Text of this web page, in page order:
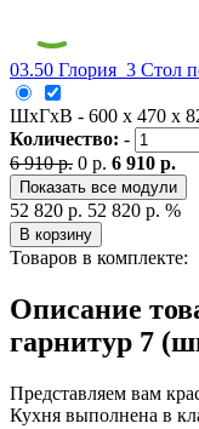
03.50 Глория_3 Стол
ШxГxВ - 600 x 470 x
Количество: -
6 910 р. 0 р. 6 910 р.
Показать все модули
52 820 р. 52 820 р. %
В корзину
Товаров в комплекте:
Описание
гарнитур 7
Представляем вам
Кухня выполнена в